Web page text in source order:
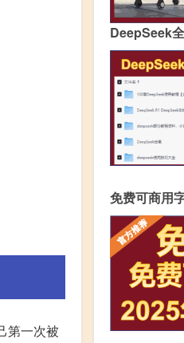
第一次被
DeepSeek
免费可商用